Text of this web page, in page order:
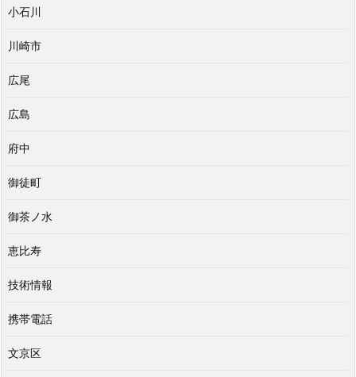
小石川
川崎市
広尾
広島
府中
御徒町
御茶ノ水
恵比寿
技術情報
携帯電話
文京区